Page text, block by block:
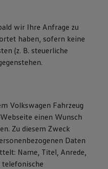
wir Ihre Anfrage zu
haben, sofern keine
(z. B. steuerliche
Volkswagen Fahrzeug
einen Wunsch
Zu diesem Zweck
Daten
Name, Titel, Anrede,
telefonische